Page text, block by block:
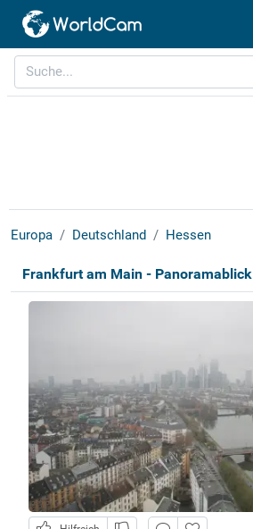
Europa Deutschland Hessen
Frankfurt am Main - Panoramablick